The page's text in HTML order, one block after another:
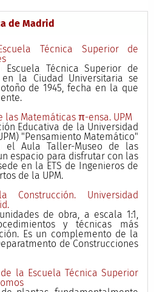
de Madrid
Técnica Superior de
Técnica Superior de
la Ciudad Universitaria se
de 1945, fecha en la que
las Matemáticas π-ensa. UPM
Educativa de la Universidad
"Pensamiento Matemático"
el Aula Taller-Museo de las
espacio para disfrutar con las
en la ETS de Ingenieros de
de la UPM.
Construcción. Universidad
de obra, a escala 1:1,
y técnicas más
Es un complemento de la
de Construcciones
la Escuela Técnica Superior